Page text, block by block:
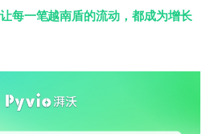
每一笔越南盾的流动，都成为增长